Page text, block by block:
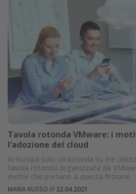
Tavola rotonda VMware: i
l’adozione del cloud
In Europa solo un’azienda su tre
tavola rotonda organizzata da
motivi che portano a questa frizione.
MARIA RUSSO // 22.04.2021